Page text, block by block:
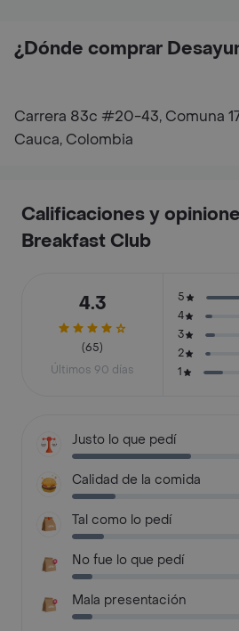
¿Dónde comprar
Carrera 83c #20-43, Comuna
Cauca, Colombia
Calificaciones y
Breakfast Club
4.3
(65)
Últimos 90 días
5
4
3
2
1
Justo lo que pedí
Calidad de la comida
Tal como lo pedí
No fue lo que pedí
Mala presentación